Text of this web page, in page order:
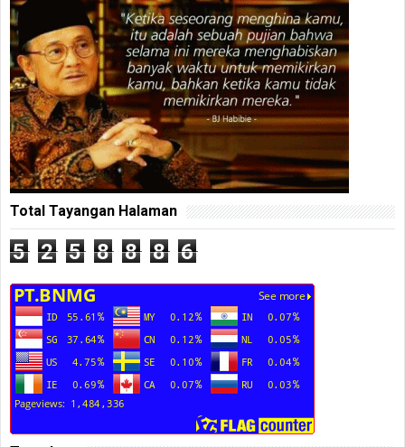
Total Tayangan Halaman
5 2 5 8 8 8 6